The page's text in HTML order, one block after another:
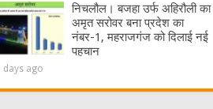
निचलौल। बजहा उर्फ अहिरौली का
अमृत सरोवर बना प्रदेश का
नंबर-1, महराजगंज को दिलाई नई
पहचान
days ago